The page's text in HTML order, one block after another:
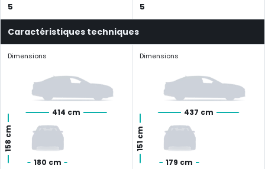
5 5
Caractéristiques techniques
Dimensions
414 cm
180 cm
158 cm
Dimensions
437 cm
179 cm
151 cm